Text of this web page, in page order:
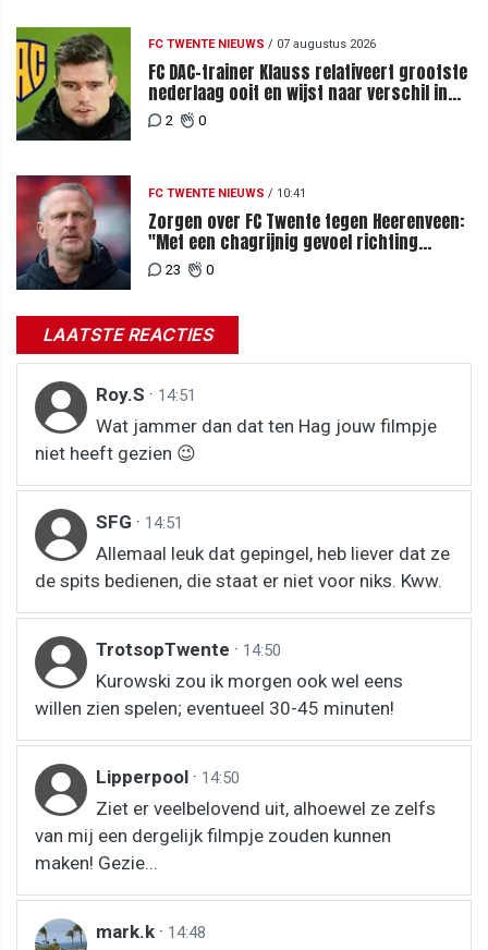
FC TWENTE NIEUWS / 07 augustus 2026
FC DAC-trainer Klauss relativeert grootste
nederlaag ooit en wijst naar verschil in
selectiewaarden
2 0
FC TWENTE NIEUWS / 10:41
Zorgen over FC Twente tegen Heerenveen:
"Met een chagrijnig gevoel richting
Slowakije"
23 0
LAATSTE REACTIES
Roy.S · 14:51
Wat jammer dan dat ten Hag jouw filmpje
niet heeft gezien 😉
SFG · 14:51
Allemaal leuk dat gepingel, heb liever dat ze
de spits bedienen, die staat er niet voor niks. Kww.
TrotsopTwente · 14:50
Kurowski zou ik morgen ook wel eens
willen zien spelen; eventueel 30-45 minuten!
Lipperpool · 14:50
Ziet er veelbelovend uit, alhoewel ze zelfs
van mij een dergelijk filmpje zouden kunnen
maken! Gezie...
mark.k · 14:48